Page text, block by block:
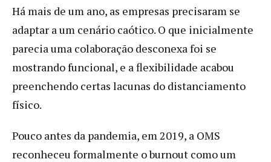
Há mais de um ano, as empresas precisaram se
adaptar a um cenário caótico. O que inicialmente
parecia uma colaboração desconexa foi se
mostrando funcional, e a flexibilidade acabou
preenchendo certas lacunas do distanciamento
físico.
Pouco antes da pandemia, em 2019, a OMS
reconheceu formalmente o burnout como um